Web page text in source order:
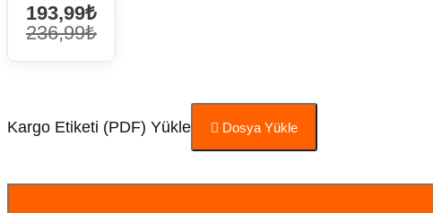
193,99₺
236,99₺
Kargo Etiketi (PDF) Yükle Dosya Yükle